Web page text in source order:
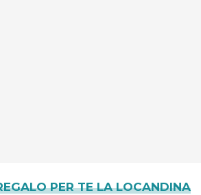
PER TE LA LOCANDINA